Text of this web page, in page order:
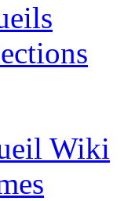
Wiki